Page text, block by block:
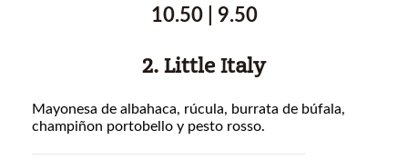
10.50 | 9.50
2. Little Italy
Mayonesa de albahaca, rúcula, burrata de búfala,
champiñon portobello y pesto rosso.